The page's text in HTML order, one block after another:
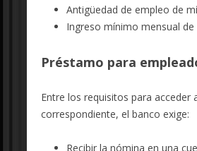
Antigüedad de empleo de
Ingreso mínimo mensual de
Préstamo para
Entre los requisitos para
correspondiente, el banco exige:
Recibir la nómina en una